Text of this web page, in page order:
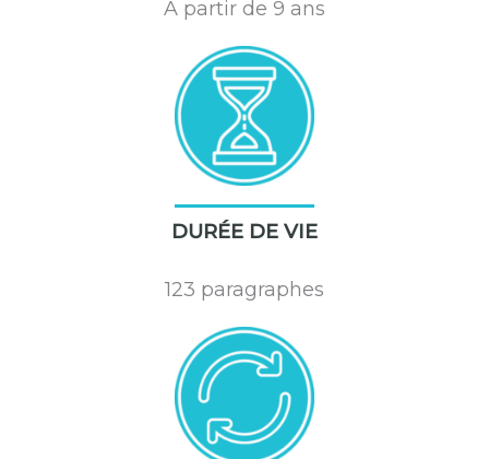
À partir de 9 ans
DURÉE DE VIE
123 paragraphes